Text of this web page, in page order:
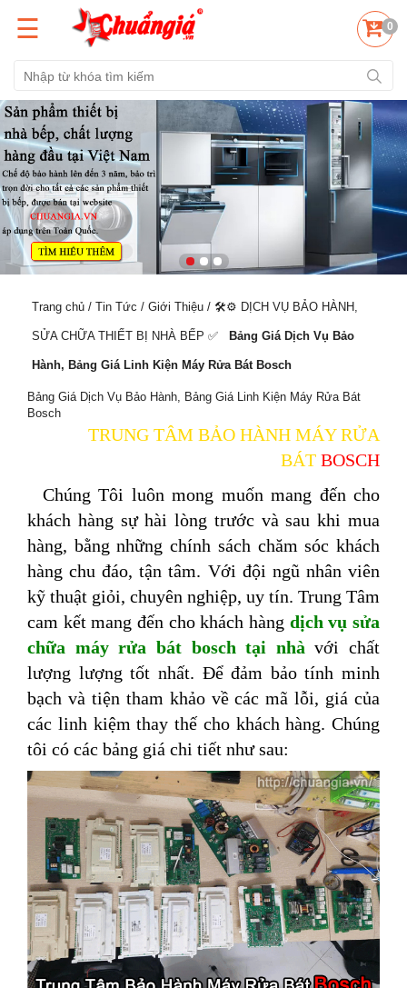
☰ 0
Trang chủ / Tin Tức / Giới Thiệu / 🛠️⚙️ DỊCH VỤ BẢO HÀNH,
SỬA CHỮA THIẾT BỊ NHÀ BẾP ✅️ Bảng Giá Dịch Vụ Bảo
Hành, Bảng Giá Linh Kiện Máy Rửa Bát Bosch
Bảng Giá Dịch Vụ Bảo Hành, Bảng Giá Linh Kiện Máy Rửa Bát
Bosch
TRUNG TÂM BẢO HÀNH MÁY RỬA
BÁT BOSCH
Chúng Tôi luôn mong muốn mang đến cho
khách hàng sự hài lòng trước và sau khi mua
hàng, bằng những chính sách chăm sóc khách
hàng chu đáo, tận tâm. Với đội ngũ nhân viên
kỹ thuật giỏi, chuyên nghiệp, uy tín. Trung Tâm
cam kết mang đến cho khách hàng dịch vụ sửa
chữa máy rửa bát bosch tại nhà với chất
lượng lượng tốt nhất. Để đảm bảo tính minh
bạch và tiện tham khảo về các mã lỗi, giá của
các linh kiệm thay thế cho khách hàng. Chúng
tôi có các bảng giá chi tiết như sau: